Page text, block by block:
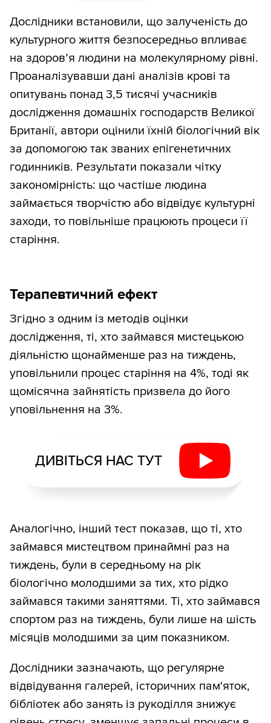
Дослідники встановили, що залученість до
культурного життя безпосередньо впливає
на здоров’я людини на молекулярному рівні.
Проаналізувавши дані аналізів крові та
опитувань понад 3,5 тисячі учасників
дослідження домашніх господарств Великої
Британії, автори оцінили їхній біологічний вік
за допомогою так званих епігенетичних
годинників. Результати показали чітку
закономірність: що частіше людина
займається творчістю або відвідує культурні
заходи, то повільніше працюють процеси її
старіння.
Терапевтичний ефект
Згідно з одним із методів оцінки
дослідження, ті, хто займався мистецькою
діяльністю щонайменше раз на тиждень,
уповільнили процес старіння на 4%, тоді як
щомісячна зайнятість призвела до його
уповільнення на 3%.
ДИВІТЬСЯ НАС ТУТ
Аналогічно, інший тест показав, що ті, хто
займався мистецтвом принаймні раз на
тиждень, були в середньому на рік
біологічно молодшими за тих, хто рідко
займався такими заняттями. Ті, хто займався
спортом раз на тиждень, були лише на шість
місяців молодшими за цим показником.
Дослідники зазначають, що регулярне
відвідування галерей, історичних пам'яток,
бібліотек або занять із рукоділля знижує